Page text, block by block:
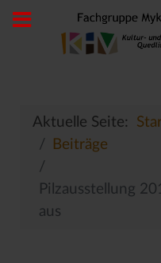
Aktuelle Seite:
Beiträge
Pilzausstellung
aus